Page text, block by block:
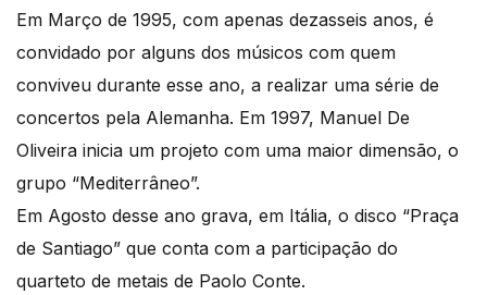
Em Março de 1995, com apenas dezasseis anos, é
convidado por alguns dos músicos com quem
conviveu durante esse ano, a realizar uma série de
concertos pela Alemanha. Em 1997, Manuel De
Oliveira inicia um projeto com uma maior dimensão, o
grupo “Mediterrâneo”.
Em Agosto desse ano grava, em Itália, o disco “Praça
de Santiago” que conta com a participação do
quarteto de metais de Paolo Conte.